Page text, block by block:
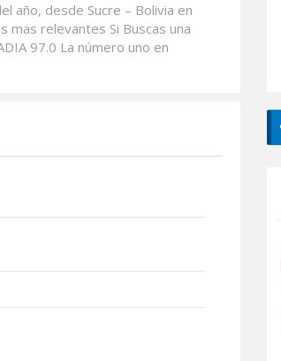
año, desde Sucre – Bolivia en
mas relevantes Si Buscas una
97.0 La número uno en